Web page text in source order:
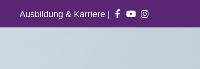
Ausbildung & Karriere |